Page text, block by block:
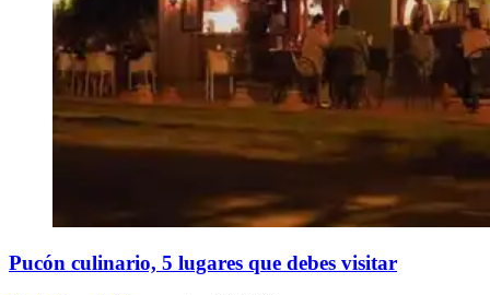
Pucón culinario, 5 lugares que debes visitar